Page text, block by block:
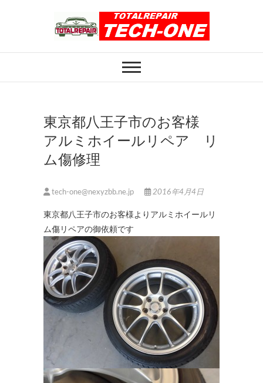
ホイール修理のト
ータルリペアテッ
クワン
東京都八王子市のお客様
アルミホイールリペア リ
ム傷修理
tech-one@nexyzbb.ne.jp 2016年4月4日
東京都八王子市のお客様よりアルミホイールリ
ム傷リペアの御依頼です